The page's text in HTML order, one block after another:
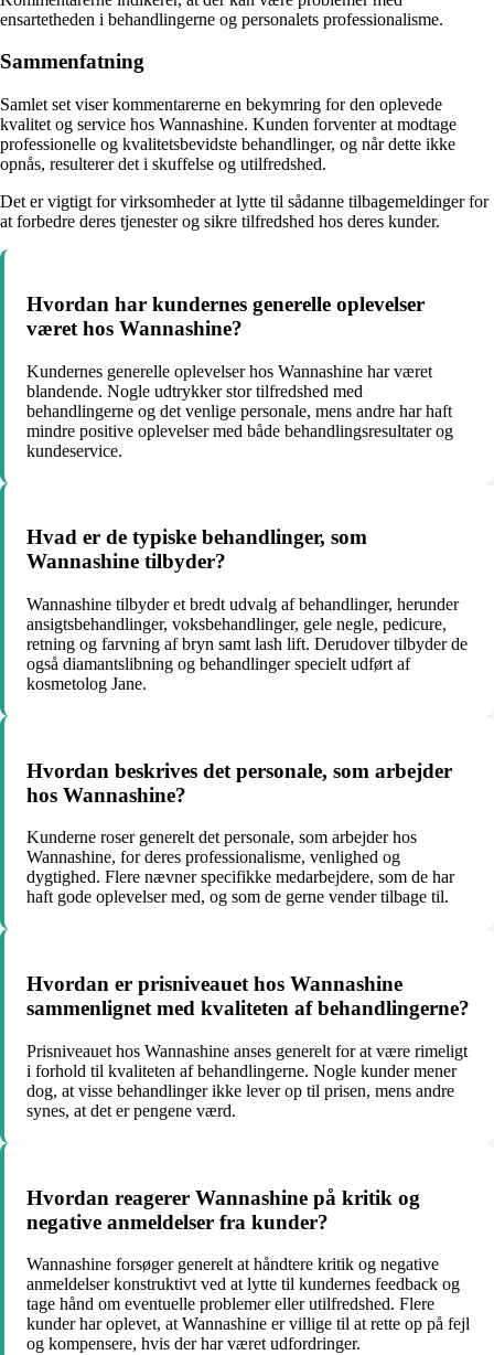
ensartetheden i behandlingerne og personalets professionalisme.
Sammenfatning
Samlet set viser kommentarerne en bekymring for den oplevede
kvalitet og service hos Wannashine. Kunden forventer at modtage
professionelle og kvalitetsbevidste behandlinger, og når dette ikke
opnås, resulterer det i skuffelse og utilfredshed.
Det er vigtigt for virksomheder at lytte til sådanne tilbagemeldinger for
at forbedre deres tjenester og sikre tilfredshed hos deres kunder.
Hvordan har kundernes generelle oplevelser
været hos Wannashine?
Kundernes generelle oplevelser hos Wannashine har været
blandende. Nogle udtrykker stor tilfredshed med
behandlingerne og det venlige personale, mens andre har haft
mindre positive oplevelser med både behandlingsresultater og
kundeservice.
Hvad er de typiske behandlinger, som
Wannashine tilbyder?
Wannashine tilbyder et bredt udvalg af behandlinger, herunder
ansigtsbehandlinger, voksbehandlinger, gele negle, pedicure,
retning og farvning af bryn samt lash lift. Derudover tilbyder de
også diamantslibning og behandlinger specielt udført af
kosmetolog Jane.
Hvordan beskrives det personale, som arbejder
hos Wannashine?
Kunderne roser generelt det personale, som arbejder hos
Wannashine, for deres professionalisme, venlighed og
dygtighed. Flere nævner specifikke medarbejdere, som de har
haft gode oplevelser med, og som de gerne vender tilbage til.
Hvordan er prisniveauet hos Wannashine
sammenlignet med kvaliteten af behandlingerne?
Prisniveauet hos Wannashine anses generelt for at være rimeligt
i forhold til kvaliteten af behandlingerne. Nogle kunder mener
dog, at visse behandlinger ikke lever op til prisen, mens andre
synes, at det er pengene værd.
Hvordan reagerer Wannashine på kritik og
negative anmeldelser fra kunder?
Wannashine forsøger generelt at håndtere kritik og negative
anmeldelser konstruktivt ved at lytte til kundernes feedback og
tage hånd om eventuelle problemer eller utilfredshed. Flere
kunder har oplevet, at Wannashine er villige til at rette op på fejl
og kompensere, hvis der har været udfordringer.